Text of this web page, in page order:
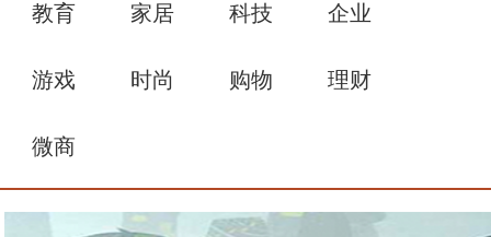
教育 家居 科技 企业
游戏 时尚 购物 理财
微商